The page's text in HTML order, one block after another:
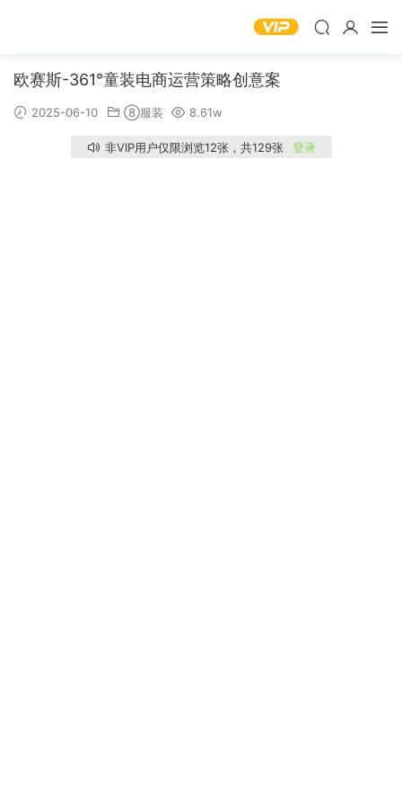
欧赛斯-361°童装电商运营策略创意案
2025-06-10 ⑧服装 8.61w
非VIP用户仅限浏览12张，共129张 登录